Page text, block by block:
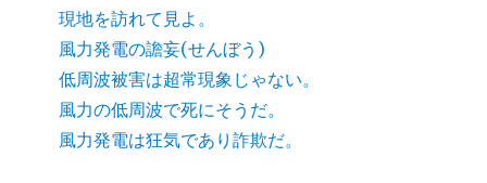
現地を訪れて見よ。
風力発電の譫妄(せんぼう)
低周波被害は超常現象じゃない。
風力の低周波で死にそうだ。
風力発電は狂気であり詐欺だ。